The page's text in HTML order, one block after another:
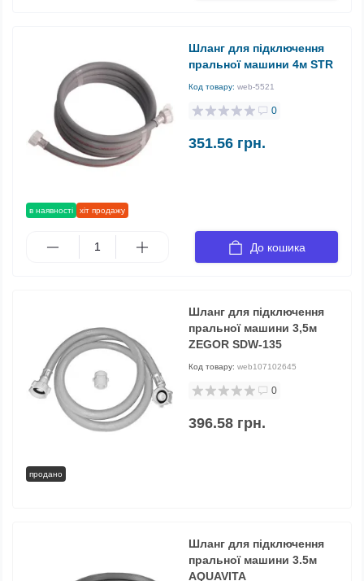
в наявності хіт продажу
Шланг для підключення
пральної машини 4м STR
Код товару: web-5521
0
351.56 грн.
До кошика
продано
Шланг для підключення
пральної машини 3,5м
ZEGOR SDW-135
Код товару: web107102645
0
396.58 грн.
Шланг для підключення
пральної машини 3.5м
AQUAVITA